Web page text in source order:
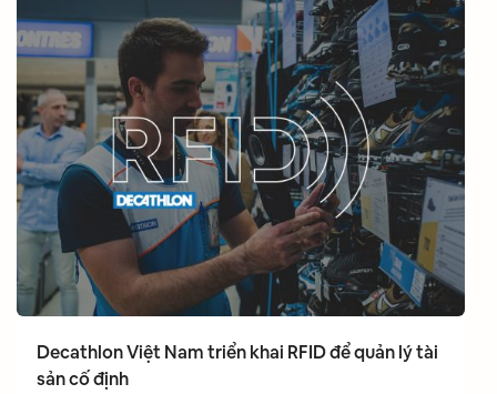
Decathlon Việt Nam triển khai RFID để quản lý tài
sản cố định